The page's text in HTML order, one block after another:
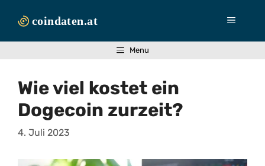
Inhalt
Menü
Menu
Wie viel kostet ein
Dogecoin zurzeit?
4. Juli 2023